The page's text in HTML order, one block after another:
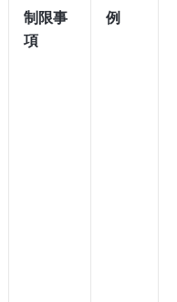
制限事
項
例